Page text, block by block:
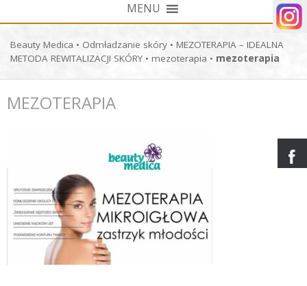
MENU
Beauty Medica • Odmładzanie skóry • MEZOTERAPIA – IDEALNA
METODA REWITALIZACJI SKÓRY • mezoterapia • mezoterapia
MEZOTERAPIA